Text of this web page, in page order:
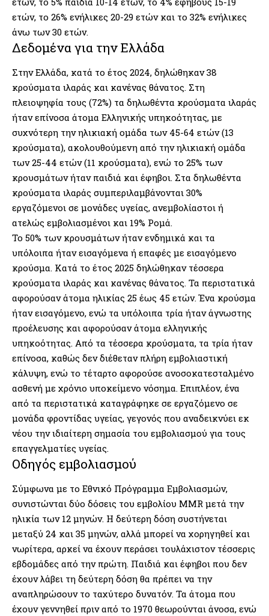
ετών, το 26% ενήλικες 20-29 ετών και το 32% ενήλικες
άνω των 30 ετών.
Δεδομένα για την Ελλάδα
Στην Ελλάδα, κατά το έτος 2024, δηλώθηκαν 38
κρούσματα ιλαράς και κανένας θάνατος. Στη
πλειοψηφία τους (72%) τα δηλωθέντα κρούσματα ιλαράς
ήταν επίνοσα άτομα Ελληνικής υπηκοότητας, με
συχνότερη την ηλικιακή ομάδα των 45-64 ετών (13
κρούσματα), ακολουθούμενη από την ηλικιακή ομάδα
των 25-44 ετών (11 κρούσματα), ενώ το 25% των
κρουσμάτων ήταν παιδιά και έφηβοι. Στα δηλωθέντα
κρούσματα ιλαράς συμπεριλαμβάνονται 30%
εργαζόμενοι σε μονάδες υγείας, ανεμβολίαστοι ή
ατελώς εμβολιασμένοι και 19% Ρομά.
Το 50% των κρουσμάτων ήταν ενδημικά και τα
υπόλοιπα ήταν εισαγόμενα ή επαφές με εισαγόμενο
κρούσμα. Κατά το έτος 2025 δηλώθηκαν τέσσερα
κρούσματα ιλαράς και κανένας θάνατος. Τα περιστατικά
αφορούσαν άτομα ηλικίας 25 έως 45 ετών. Ένα κρούσμα
ήταν εισαγόμενο, ενώ τα υπόλοιπα τρία ήταν άγνωστης
προέλευσης και αφορούσαν άτομα ελληνικής
υπηκοότητας. Από τα τέσσερα κρούσματα, τα τρία ήταν
επίνοσα, καθώς δεν διέθεταν πλήρη εμβολιαστική
κάλυψη, ενώ το τέταρτο αφορούσε ανοσοκατεσταλμένο
ασθενή με χρόνιο υποκείμενο νόσημα. Επιπλέον, ένα
από τα περιστατικά καταγράφηκε σε εργαζόμενο σε
μονάδα φροντίδας υγείας, γεγονός που αναδεικνύει εκ
νέου την ιδιαίτερη σημασία του εμβολιασμού για τους
επαγγελματίες υγείας.
Οδηγός εμβολιασμού
Σύμφωνα με το Εθνικό Πρόγραμμα Εμβολιασμών,
συνιστώνται δύο δόσεις του εμβολίου MMR μετά την
ηλικία των 12 μηνών. Η δεύτερη δόση συστήνεται
μεταξύ 24 και 35 μηνών, αλλά μπορεί να χορηγηθεί και
νωρίτερα, αρκεί να έχουν περάσει τουλάχιστον τέσσερις
εβδομάδες από την πρώτη. Παιδιά και έφηβοι που δεν
έχουν λάβει τη δεύτερη δόση θα πρέπει να την
αναπληρώσουν το ταχύτερο δυνατόν. Τα άτομα που
έχουν γεννηθεί πριν από το 1970 θεωρούνται άνοσα, ενώ